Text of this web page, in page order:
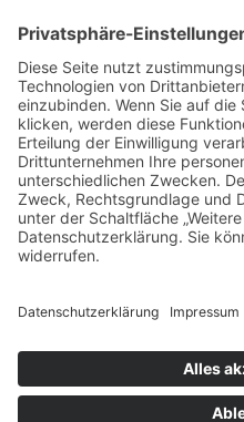
Impressum
Cookie-Einstellungen